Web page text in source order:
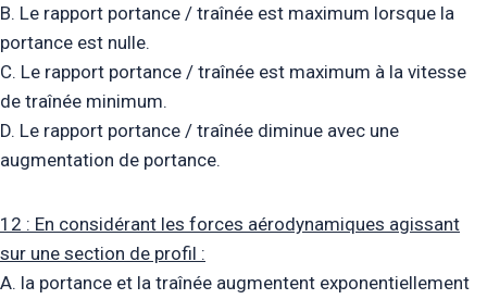
B. Le rapport portance / traînée est maximum lorsque la
portance est nulle.
C. Le rapport portance / traînée est maximum à la vitesse
de traînée minimum.
D. Le rapport portance / traînée diminue avec une
augmentation de portance.
12 : En considérant les forces aérodynamiques agissant
sur une section de profil :
A. la portance et la traînée augmentent exponentiellement